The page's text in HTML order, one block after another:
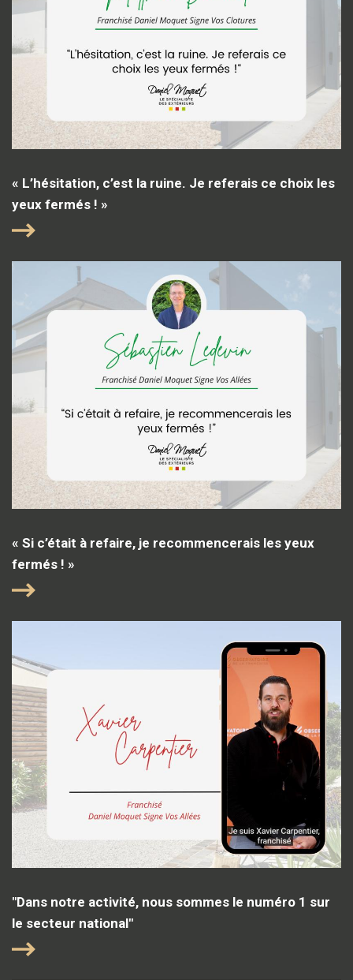
« L’hésitation, c’est la ruine. Je referais ce choix les
yeux fermés ! »
« Si c’était à refaire, je recommencerais les yeux
fermés ! »
"Dans notre activité, nous sommes le numéro 1 sur
le secteur national"